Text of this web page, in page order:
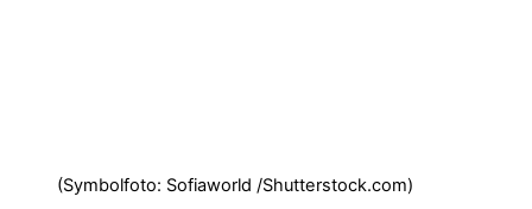
(Symbolfoto: Sofiaworld /Shutterstock.com)